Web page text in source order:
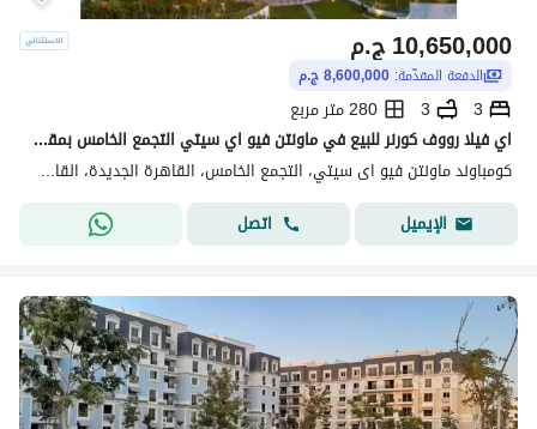
ج.م10,650,000
الدفعة المقدّمة: 8,600,000 ج.م
3
3
280 متر مربع
اي فيلا رووف كورنر للبيع في ماونتن فيو اي سيتي التجمع الخامس بمقدم و اقساط موقع مميز اقل من سعر السوق
كومباوند ماونتن فيو اى سيتي، التجمع الخامس، القاهرة الجديدة، القاهرة
الإيميل
اتصل